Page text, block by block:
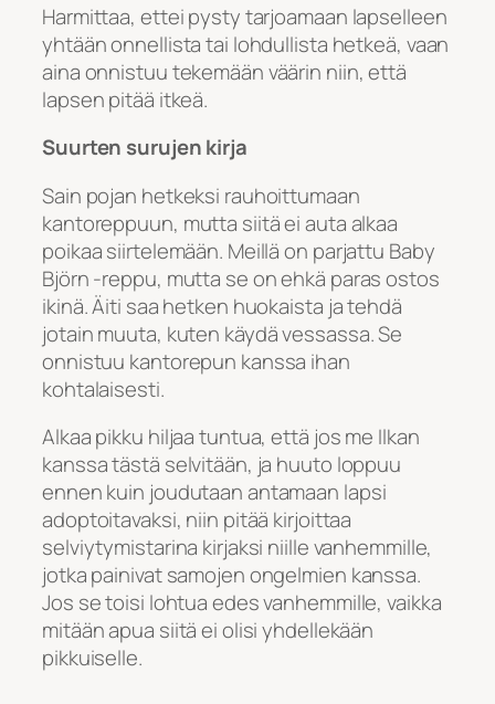
Harmittaa, ettei pysty tarjoamaan lapselleen
yhtään onnellista tai lohdullista hetkeä, vaan
aina onnistuu tekemään väärin niin, että
lapsen pitää itkeä.
Suurten surujen kirja
Sain pojan hetkeksi rauhoittumaan
kantoreppuun, mutta siitä ei auta alkaa
poikaa siirtelemään. Meillä on parjattu Baby
Björn -reppu, mutta se on ehkä paras ostos
ikinä. Äiti saa hetken huokaista ja tehdä
jotain muuta, kuten käydä vessassa. Se
onnistuu kantorepun kanssa ihan
kohtalaisesti.
Alkaa pikku hiljaa tuntua, että jos me Ilkan
kanssa tästä selvitään, ja huuto loppuu
ennen kuin joudutaan antamaan lapsi
adoptoitavaksi, niin pitää kirjoittaa
selviytymistarina kirjaksi niille vanhemmille,
jotka painivat samojen ongelmien kanssa.
Jos se toisi lohtua edes vanhemmille, vaikka
mitään apua siitä ei olisi yhdellekään
pikkuiselle.